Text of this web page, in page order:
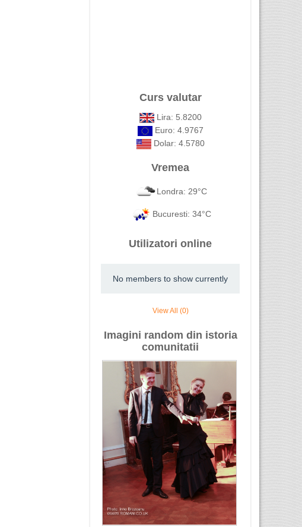
Curs valutar
Lira: 5.8200
Euro: 4.9767
Dolar: 4.5780
Vremea
Londra: 29°C
Bucuresti: 34°C
Utilizatori online
No members to show currently
View All (0)
Imagini random din istoria
comunitatii